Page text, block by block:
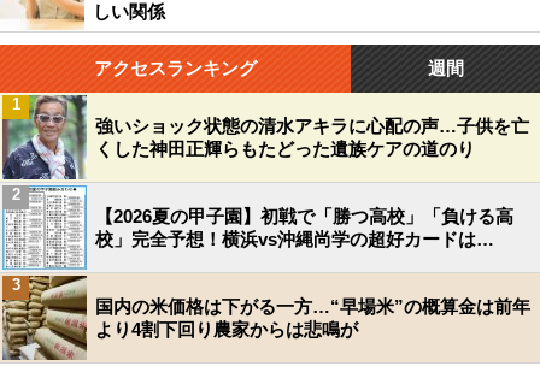
しい関係
アクセスランキング 週間
強いショック状態の清水アキラに心配の声…子供を亡
くした神田正輝らもたどった遺族ケアの道のり
1
【2026夏の甲子園】初戦で「勝つ高校」「負ける高
校」完全予想！横浜vs沖縄尚学の超好カードは…
2
国内の米価格は下がる一方…“早場米”の概算金は前年
より4割下回り農家からは悲鳴が
3